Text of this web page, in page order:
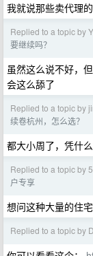
我就说那些卖代理
Replied to a topic by
要继续吗？
虽然这么说不好，
会这么舔了
Replied to a topic by
续卷杭州，怎么选？
都大小周了，凭什
Replied to a topic by
户专享
想问这种大量的住
Replied to a topic by